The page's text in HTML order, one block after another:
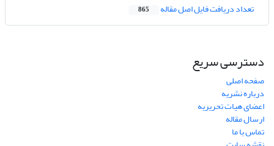
تعداد دریافت فایل اصل مقاله 865
دسترسی سریع
صفحه اصلی
درباره نشریه
اعضای هیات تحریریه
ارسال مقاله
تماس با ما